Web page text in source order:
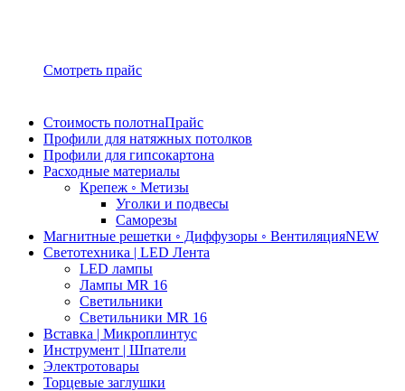
Смотреть прайс
Стоимость полотнаПрайс
Профили для натяжных потолков
Профили для гипсокартона
Расходные материалы
Крепеж ◦ Метизы
Уголки и подвесы
Саморезы
Магнитные решетки ◦ Диффузоры ◦ ВентиляцияNEW
Светотехника | LED Лента
LED лампы
Лампы MR 16
Светильники
Светильники MR 16
Вставка | Микроплинтус
Инструмент | Шпатели
Электротовары
Торцевые заглушки